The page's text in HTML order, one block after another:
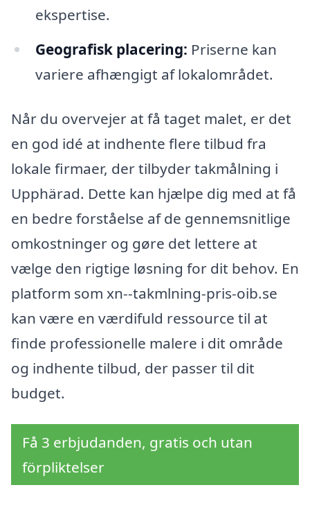
ekspertise.
Geografisk placering: Priserne kan
variere afhængigt af lokalområdet.
Når du overvejer at få taget malet, er det
en god idé at indhente flere tilbud fra
lokale firmaer, der tilbyder takmålning i
Upphärad. Dette kan hjælpe dig med at få
en bedre forståelse af de gennemsnitlige
omkostninger og gøre det lettere at
vælge den rigtige løsning for dit behov. En
platform som xn--takmlning-pris-oib.se
kan være en værdifuld ressource til at
finde professionelle malere i dit område
og indhente tilbud, der passer til dit
budget.
Få 3 erbjudanden, gratis och utan
förpliktelser